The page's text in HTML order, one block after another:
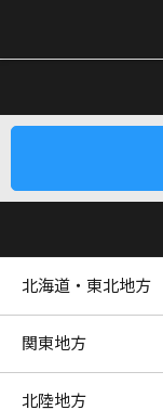
リアル
北海道・東北地方
関東地方
北陸地方